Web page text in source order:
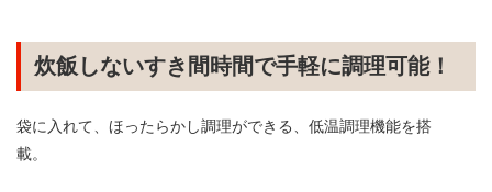
炊飯しないすき間時間で手軽に調理可能！
袋に入れて、ほったらかし調理ができる、低温調理機能を搭
載。